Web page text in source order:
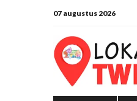
07 augustus 2026